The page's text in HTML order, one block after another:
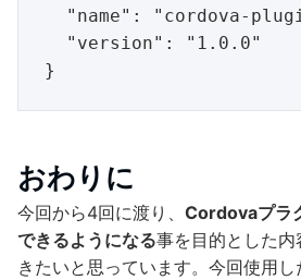
おわりに
今回から4回に渡り、 Cordovaプラ
できるようになる事を目的とした
きたいと思っています。今回使用し